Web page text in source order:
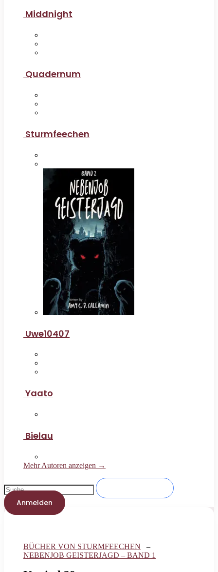
Middnight
Quadernum
Sturmfeechen
Uwe10407
Yaato
Bielau
Mehr Autoren anzeigen →
Anmelden
BÜCHER VON STURMFEECHEN –
NEBENJOB GEISTERJAGD – BAND 1